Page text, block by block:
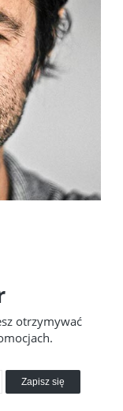
otrzymywać
Zapisz się